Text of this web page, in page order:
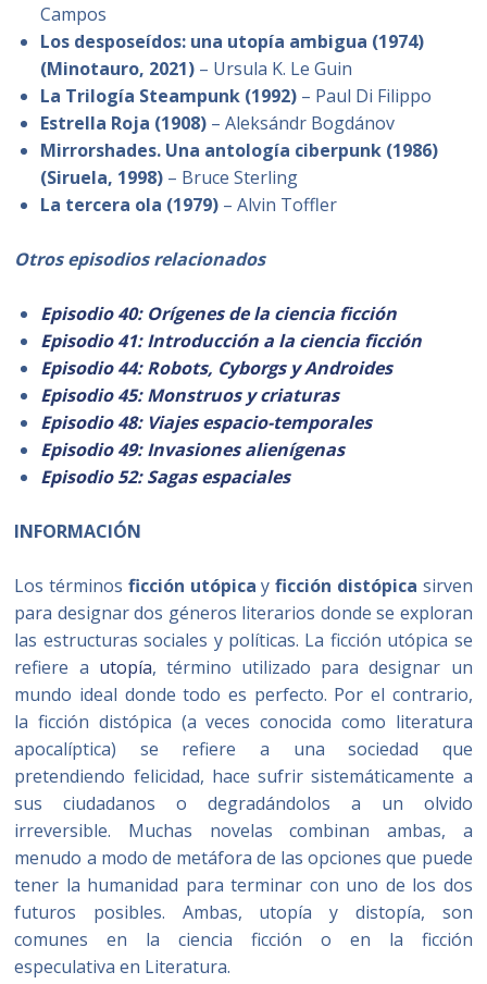
Campos
Los desposeídos: una utopía ambigua (1974)
(Minotauro, 2021) – Ursula K. Le Guin
La Trilogía Steampunk (1992) – Paul Di Filippo
Estrella Roja (1908) – Aleksándr Bogdánov
Mirrorshades. Una antología ciberpunk (1986)
(Siruela, 1998) – Bruce Sterling
La tercera ola (1979) – Alvin Toffler
Otros episodios relacionados
Episodio 40: Orígenes de la ciencia ficción
Episodio 41: Introducción a la ciencia ficción
Episodio 44: Robots, Cyborgs y Androides
Episodio 45: Monstruos y criaturas
Episodio 48: Viajes espacio-temporales
Episodio 49: Invasiones alienígenas
Episodio 52: Sagas espaciales
INFORMACIÓN
Los términos ficción utópica yficción distópica sirven
para designar dos géneros literarios donde se exploran
las estructuras sociales y políticas. La ficción utópica se
refiere a utopía, término utilizado para designar un
mundo ideal donde todo es perfecto. Por el contrario,
la ficción distópica (a veces conocida como literatura
apocalíptica) se refiere a una sociedad que
pretendiendo felicidad, hace sufrir sistemáticamente a
sus ciudadanos o degradándolos a un olvido
irreversible.​ Muchas novelas combinan ambas, a
menudo a modo de metáfora de las opciones que puede
tener la humanidad para terminar con uno de los dos
futuros posibles. Ambas, utopía y distopía, son
comunes en la ciencia ficción o en la ficción
especulativa en Literatura.